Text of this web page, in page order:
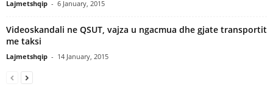
Lajmetshqip - 6 January, 2015
Videoskandali ne QSUT, vajza u ngacmua dhe gjate transportit
me taksi
Lajmetshqip - 14 January, 2015